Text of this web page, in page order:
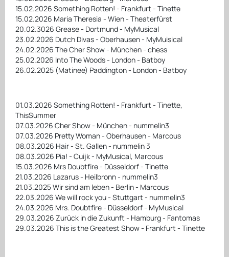
15.02.2026 Something Rotten! - Frankfurt - Tinette
15.02.2026 Maria Theresia - Wien - Theaterfürst
20.02.3026 Grease - Dortmund - MyMusical
23.02.2026 Dutch Divas - Oberhausen - MyMuisical
24.02.2026 The Cher Show - München - chess
25.02.2026 Into The Woods - London - Batboy
26.02.2025 (Matinee) Paddington - London - Batboy
01.03.2026 Something Rotten! - Frankfurt - Tinette,
ThisSummer
07.03.2026 Cher Show - München - nummelin3
07.03.2026 Pretty Woman - Oberhausen - Marcous
08.03.2026 Hair - St. Gallen - nummelin 3
08.03.2026 Pia! - Cuijk - MyMusical, Marcous
15.03.2026 Mrs Doubtfire - Düsseldorf - Tinette
21.03.2026 Lazarus - Heilbronn - nummelin3
21.03.2025 Wir sind am leben - Berlin - Marcous
22.03.2026 We will rock you - Stuttgart - nummelin3
24.03.2026 Mrs. Doubtfire - Düsseldorf - MyMusical
29.03.2026 Zurück in die Zukunft - Hamburg - Fantomas
29.03.2026 This is the Greatest Show - Frankfurt - Tinette